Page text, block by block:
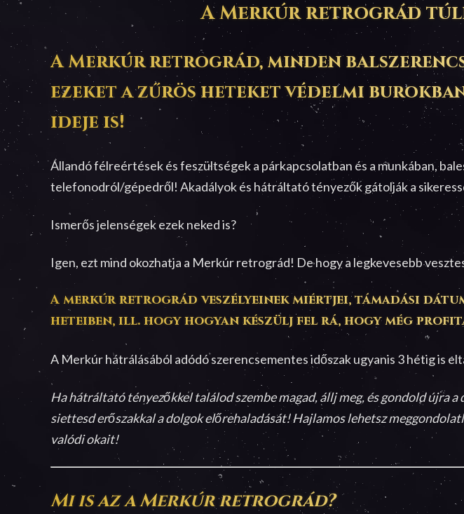
A Merkúr retrográd
A Merkúr retrográd, minden
ezeket a zűrös heteket védelmi
ideje is!
Állandó félreértések és feszültségek a párkapcsolatban és a munkában,
telefonodról/gépedről! Akadályok és hátráltató tényezők gátolják a
Ismerős jelenségek ezek neked is?
Igen, ezt mind okozhatja a Merkúr retrográd! De hogy a legkevesebb
A merkúr retrográd veszélyeinek miértjei, támadási
heteiben, ill. hogy hogyan készülj fel rá, hogy még
A Merkúr hátrálásából adódó szerencsementes időszak ugyanis 3 hétig is
Ha hátráltató tényezőkkel találod szembe magad, állj meg, és gondold újra
siettesd erőszakkal a dolgok előrehaladását! Hajlamos lehetsz
valódi okait!
Mi is az a Merkúr retrográd?